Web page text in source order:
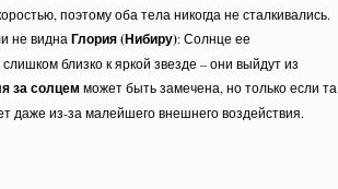
поэтому оба тела никогда не сталкивались.
не виднаГлория (Нибиру): Солнце ее
близко к яркой звезде – они выйдут из
за солцем может быть замечена, но только если та
даже из-за малейшего внешнего воздействия.